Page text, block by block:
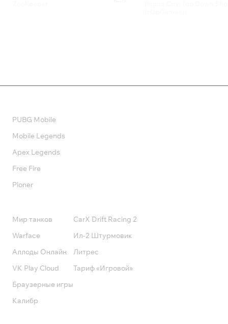
PUBG Mobile
Mobile Legends
Apex Legends
Free Fire
Pioner
Мир танков
Warface
Аллоды Онлайн
VK Play Cloud
Браузерные игры
Калибр
CarX Drift Racing 2
Ил-2 Штурмовик
Литрес
Тариф «Игровой»